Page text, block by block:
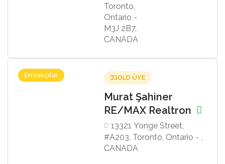
Toronto,
Ontario -
M3J 2B7,
CANADA
Emlakçılar GOLD ÜYE
Murat Şahiner
RE/MAX Realtron
13321 Yonge Street,
#A203, Toronto, Ontario - ,
CANADA